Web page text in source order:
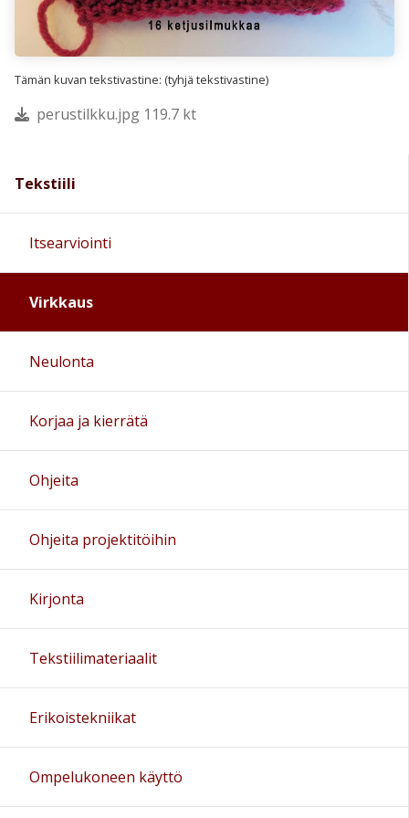
Tämän kuvan tekstivastine: (tyhjä tekstivastine)
perustilkku.jpg 119.7 kt
Tekstiili
Itsearviointi
Virkkaus
Neulonta
Korjaa ja kierrätä
Ohjeita
Ohjeita projektitöihin
Kirjonta
Tekstiilimateriaalit
Erikoistekniikat
Ompelukoneen käyttö